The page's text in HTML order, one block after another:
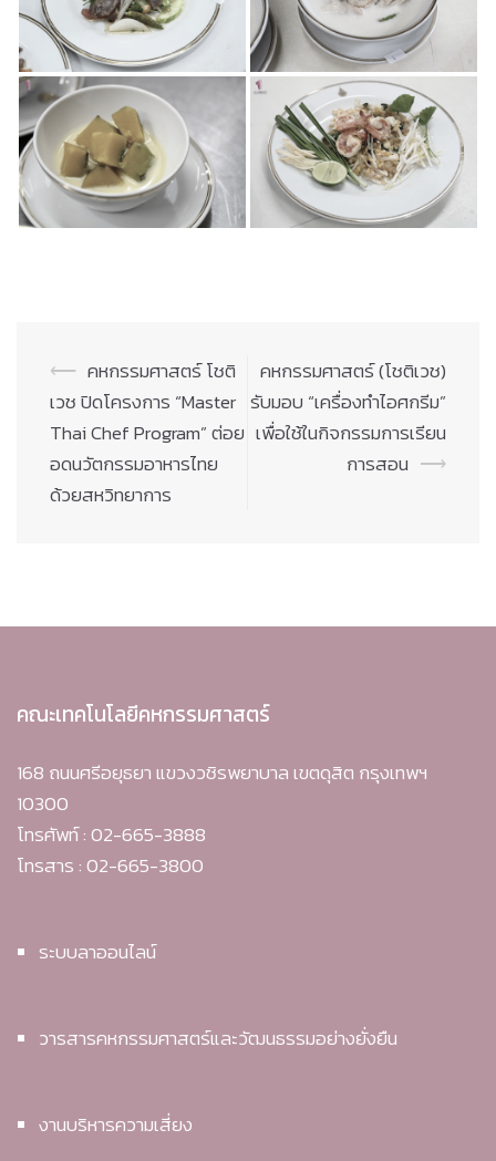
Post
navigation
⟵ คหกรรมศาสตร์ โชติ
เวช ปิดโครงการ “Master
Thai Chef Program” ต่อย
อดนวัตกรรมอาหารไทย
ด้วยสหวิทยาการ
คหกรรมศาสตร์ (โชติเวช)
รับมอบ “เครื่องทำไอศกรีม”
เพื่อใช้ในกิจกรรมการเรียน
การสอน ⟶
คณะเทคโนโลยีคหกรรมศาสตร์
168 ถนนศรีอยุธยา แขวงวชิรพยาบาล เขตดุสิต กรุงเทพฯ
10300
โทรศัพท์ : 02-665-3888
โทรสาร : 02-665-3800
ระบบลาออนไลน์
วารสารคหกรรมศาสตร์และวัฒนธรรมอย่างยั่งยืน
งานบริหารความเสี่ยง